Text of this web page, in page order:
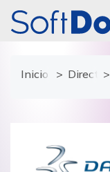
Inicio